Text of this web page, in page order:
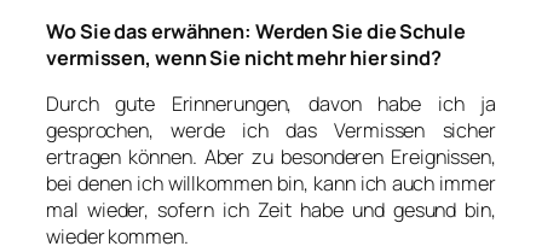
Wo Sie das erwähnen: Werden Sie die Schule
vermissen, wenn Sie nicht mehr hier sind?
Durch gute Erinnerungen, davon habe ich ja
gesprochen, werde ich das Vermissen sicher
ertragen können. Aber zu besonderen Ereignissen,
bei denen ich willkommen bin, kann ich auch immer
mal wieder, sofern ich Zeit habe und gesund bin,
wieder kommen.